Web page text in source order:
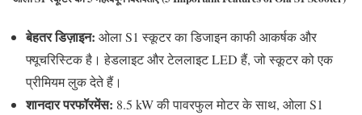
बेहतर डिज़ाइन: ओला S1 स्कूटर का डिजाइन काफी आकर्षक और
फ्यूचरिस्टिक है। हेडलाइट और टेललाइट LED हैं, जो स्कूटर को एक
प्रीमियम लुक देते हैं।
शानदार परफॉरमेंस: 8.5 kW की पावरफुल मोटर के साथ, ओला S1